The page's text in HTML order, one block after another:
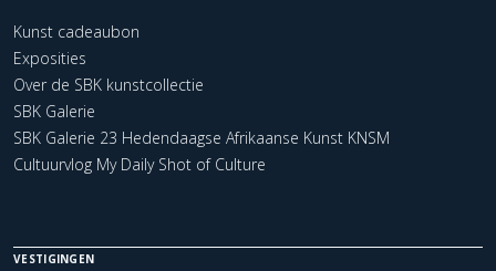
Kunst cadeaubon
Exposities
Over de SBK kunstcollectie
SBK Galerie
SBK Galerie 23 Hedendaagse Afrikaanse Kunst KNSM
Cultuurvlog My Daily Shot of Culture
VESTIGINGEN